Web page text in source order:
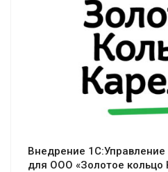
Внедрение
для ООО «Золотое кольцо